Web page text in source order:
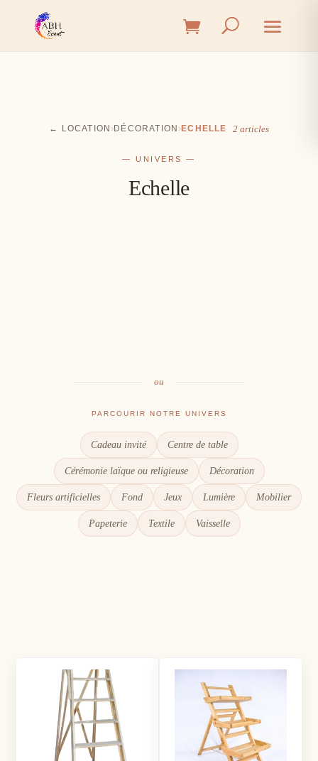
← LOCATION ›DÉCORATION ›ECHELLE 2 articles
— UNIVERS —
Echelle
ou
PARCOURIR NOTRE UNIVERS
Cadeau invité Centre de table
Cérémonie laïque ou religieuse Décoration
Fleurs artificielles Fond Jeux Lumière Mobilier
Papeterie Textile Vaisselle